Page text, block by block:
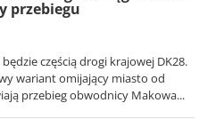
przebiegu
częścią drogi krajowej DK28.
wariant omijający miasto od
przebieg obwodnicy Makowa...